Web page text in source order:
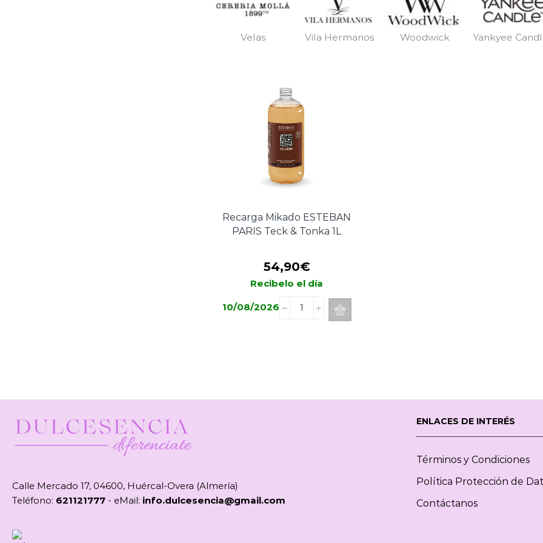
Velas Vila Hermanos Woodwick Yankyee
Recarga Mikado ESTEBAN
PARIS Teck & Tonka 1L
54,90€
Recibelo el día
10/08/2026
Recarga
1L
Calle Mercado 17, 04600, Huércal-Overa (Almería)
Teléfono: 621121777 - eMail: info.dulcesencia@gmail.com
ENLACES DE INTERÉS
Términos y Condiciones
Política Protección de
Contáctanos